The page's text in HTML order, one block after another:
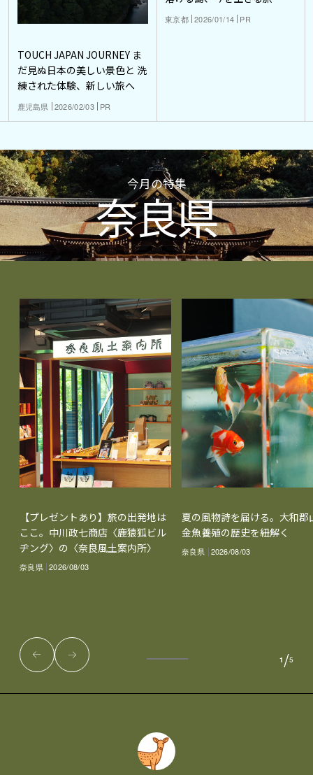
TOUCH JAPAN JOURNEY ま
だ見ぬ日本の美しい景色と 洗
練された体験、新しい旅へ
鹿児島県 2026/02/03 PR
東京都 2026/01/14 PR
今月の特集
奈良県
【プレゼントあり】旅の出発地は
ここ。中川政七商店〈鹿猿狐ビル
ヂング〉の〈奈良風土案内所〉
奈良県 2026/08/03
夏の風物詩を届ける。大和郡
金魚養殖の歴史を紐解く
奈良県 2026/08/03
1 /5